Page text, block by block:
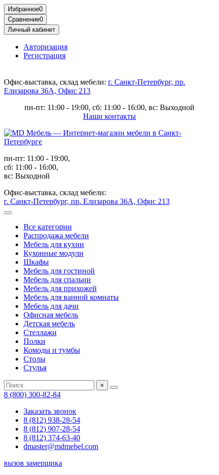
Избранное0
Сравнение0
Личный кабинет
Авторизация
Регистрация
Офис-выставка, склад мебели: г. Санкт-Петербург, пр.
Елизарова 36А, Офис 213
пн-пт: 11:00 - 19:00, сб: 11:00 - 16:00, вс: Выходной
Наши контакты
пн-пт: 11:00 - 19:00,
сб: 11:00 - 16:00,
вс: Выходной
Офис-выставка, склад мебели:
г. Санкт-Петербург, пр. Елизарова 36А, Офис 213
Все категории
Распродажа мебели
Мебель для кухни
Кухонные модули
Шкафы
Мебель для гостиной
Мебель для спальни
Мебель для прихожей
Мебель для ванной комнаты
Мебель для дачи
Офисная мебель
Детская мебель
Стеллажи
Полки
Комоды и тумбы
Столы
Стулья
×
8 (800) 300-82-84
Заказать звонок
8 (812) 938-28-54
8 (812) 907-28-54
8 (812) 374-63-40
dmaster@mdmebel.com
вызов замерщика